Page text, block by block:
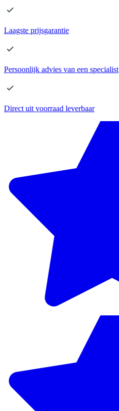
Laagste prijsgarantie
Persoonlijk advies van een specialist
Direct uit voorraad leverbaar